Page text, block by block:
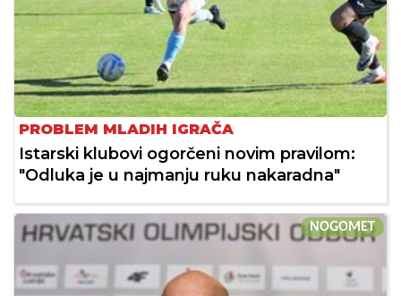
PROBLEM MLADIH IGRAČA
Istarski klubovi ogorčeni novim pravilom:
"Odluka je u najmanju ruku nakaradna"
NOGOMET